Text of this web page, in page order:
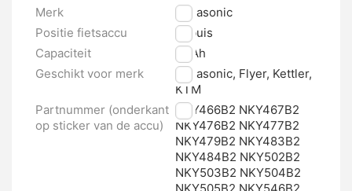
Merk
Panasonic
Positie fietsaccu
Zitbuis
Capaciteit
15 Ah
Geschikt voor merk
Panasonic, Flyer, Kettler,
KTM
Partnummer (onderkant
op sticker van de accu)
NKY466B2 NKY467B2
NKY476B2 NKY477B2
NKY479B2 NKY483B2
NKY484B2 NKY502B2
NKY503B2 NKY504B2